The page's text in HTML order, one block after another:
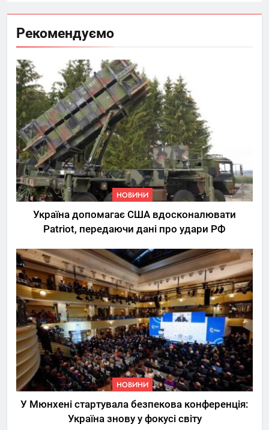
Рекомендуємо
НОВИНИ
Україна допомагає США вдосконалювати
Patriot, передаючи дані про удари РФ
НОВИНИ
У Мюнхені стартувала безпекова конференція:
Україна знову у фокусі світу